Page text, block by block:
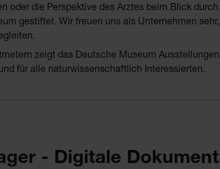
oder die Perspektive des Arztes beim Blick
gestiftet. Wir freuen uns als Unternehmen
zeigt das Deutsche Museum
für alle naturwissenschaftlich Interessierten.
- Digitale